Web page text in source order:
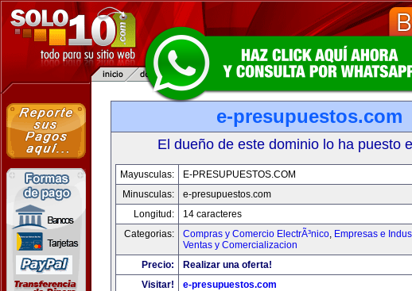
e-presupuestos.com
El dueño de este dominio lo ha puesto
Mayusculas:
E-PRESUPUESTOS.COM
Minusculas:
e-presupuestos.com
Longitud:
14 caracteres
Categorias:
Compras y Comercio ElectrÃ³nico, Empresas e
Ventas y Comercializacion
Precio:
Realizar una oferta!
Visitar!
e-presupuestos.com